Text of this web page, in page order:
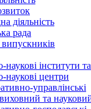
діяльність
рада
випускників
наукові інститути
наукові центри
управлінські
та